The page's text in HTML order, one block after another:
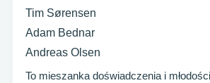
Tim Sørensen
Adam Bednar
Andreas Olsen
To mieszanka doświadczenia i